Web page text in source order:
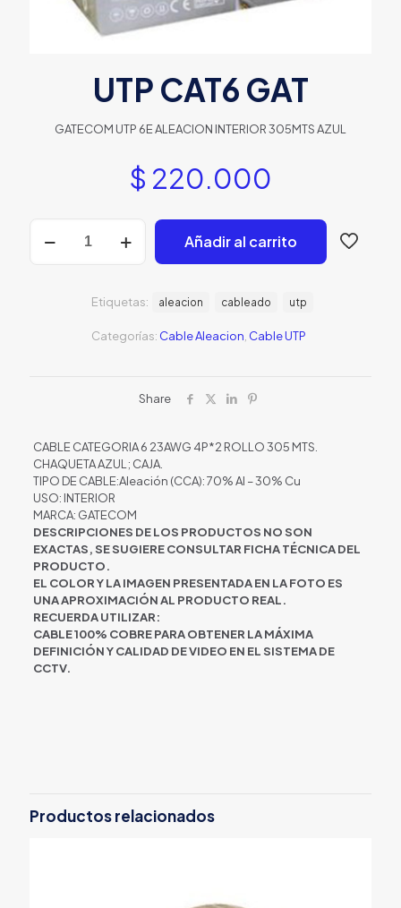
UTP CAT6 GAT
GATECOM UTP 6E ALEACION INTERIOR 305MTS AZUL
$ 220.000
CAT6
Añadir al carrito
Categorías: Cable Aleacion Cable UTP
Etiquetas: aleacion cableado utp
Share
CABLE CATEGORIA 6 23AWG 4P*2 ROLLO 305 MTS.
CHAQUETA AZUL; CAJA.
TIPO DE CABLE:Aleación (CCA): 70% Al – 30% Cu
USO: INTERIOR
MARCA: GATECOM
DESCRIPCIONES DE LOS PRODUCTOS NO SON
EXACTAS, SE SUGIERE CONSULTAR FICHA TÉCNICA DEL
PRODUCTO.
EL COLOR Y LA IMAGEN PRESENTADA EN LA FOTO ES
UNA APROXIMACIÓN AL PRODUCTO REAL.
RECUERDA UTILIZAR:
CABLE 100% COBRE PARA OBTENER LA MÁXIMA
DEFINICIÓN Y CALIDAD DE VIDEO EN EL SISTEMA DE
CCTV.
Productos relacionados